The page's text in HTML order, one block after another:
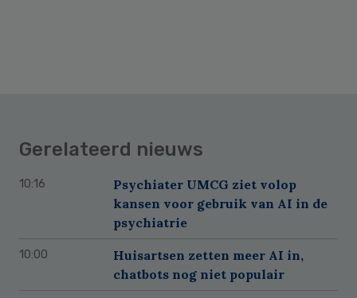
Gerelateerd nieuws
10:16
Psychiater UMCG ziet volop
kansen voor gebruik van AI in de
psychiatrie
10:00
Huisartsen zetten meer AI in,
chatbots nog niet populair